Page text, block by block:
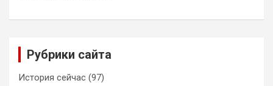
Рубрики сайта
История сейчас (97)